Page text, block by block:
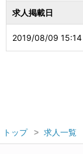
求人掲載日
2019/08/09 15:14
トップ 求人一覧